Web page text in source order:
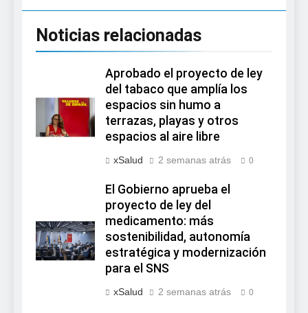
Noticias relacionadas
Aprobado el proyecto de ley
del tabaco que amplía los
espacios sin humo a
terrazas, playas y otros
espacios al aire libre
xSalud 2 semanas atrás 0
El Gobierno aprueba el
proyecto de ley del
medicamento: más
sostenibilidad, autonomía
estratégica y modernización
para el SNS
xSalud 2 semanas atrás 0